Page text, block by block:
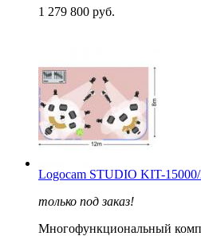
1 279 800 руб.
Logocam STUDIO KIT-
только под заказ!
Многофункциональный